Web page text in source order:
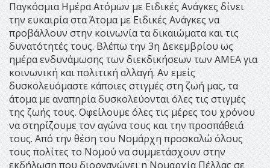
Παγκόσμια Ημέρα Ατόμων με Ειδικές Ανάγκες δίνει
την ευκαιρία στα Άτομα με Ειδικές Ανάγκες να
προβάλλουν στην κοινωνία τα δικαιώματα και τις
δυνατότητές τους. Βλέπω την 3η Δεκεμβρίου ως
ημέρα ενδυνάμωσης των διεκδικήσεων των ΑΜΕΑ για
κοινωνική και πολιτική αλλαγή. Αν εμείς
δυσκολευόμαστε κάποιες στιγμές στη ζωή μας, τα
άτομα με αναπηρία δυσκολεύονται όλες τις στιγμές
της ζωής τους. Οφείλουμε όλες τις μέρες του χρόνου
να στηρίζουμε τον αγώνα τους και την προσπάθειά
τους. Από την θέση του Νομάρχη προσκαλώ όλους
τους πολίτες το Νομού να συμμετάσχουν στην
εκδήλωση που διοργανώνει η Νομαρχία Πέλλας σε